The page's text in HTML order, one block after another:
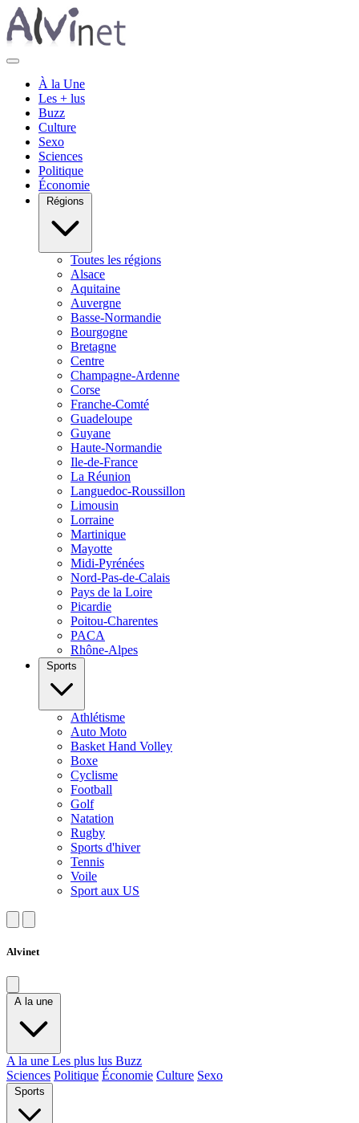
À la Une
Les + lus
Buzz
Culture
Sexo
Sciences
Politique
Économie
Régions
Toutes les régions
Alsace
Aquitaine
Auvergne
Basse-Normandie
Bourgogne
Bretagne
Centre
Champagne-Ardenne
Corse
Franche-Comté
Guadeloupe
Guyane
Haute-Normandie
Ile-de-France
La Réunion
Languedoc-Roussillon
Limousin
Lorraine
Martinique
Mayotte
Midi-Pyrénées
Nord-Pas-de-Calais
Pays de la Loire
Picardie
Poitou-Charentes
PACA
Rhône-Alpes
Sports
Athlétisme
Auto Moto
Basket Hand Volley
Boxe
Cyclisme
Football
Golf
Natation
Rugby
Sports d'hiver
Tennis
Voile
Sport aux US
Alvinet
A la une
A la une Les plus lus Buzz
Sciences Politique Économie Culture Sexo
Sports